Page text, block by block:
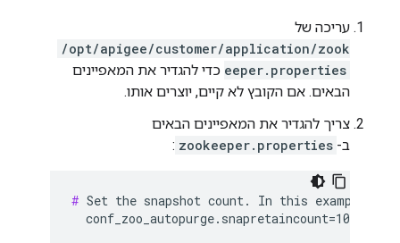
עריכה של
/opt/apigee/customer/application/zook
eeper.properties כדי להגדיר את המאפיינים
הבאים. אם הקובץ לא קיים, יוצרים אותו.
צריך להגדיר את המאפיינים הבאים
ב- zookeeper.properties
:
# Set the snapshot count. In this example
  conf_zoo_autopurge.snapretaincount=10